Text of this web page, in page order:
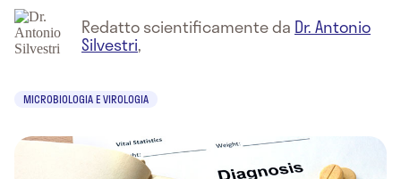
Redatto scientificamente da Dr. Antonio
Silvestri,
MICROBIOLOGIA E VIROLOGIA